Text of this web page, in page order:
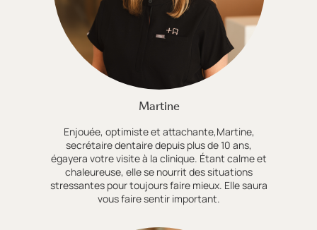
Martine
Enjouée, optimiste et attachante,Martine,
secrétaire dentaire depuis plus de 10 ans,
égayera votre visite à la clinique. Étant calme et
chaleureuse, elle se nourrit des situations
stressantes pour toujours faire mieux. Elle saura
vous faire sentir important.